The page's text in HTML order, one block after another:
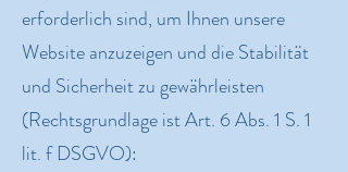
erforderlich sind, um Ihnen unsere
Website anzuzeigen und die Stabilität
und Sicherheit zu gewährleisten
(Rechtsgrundlage ist Art. 6 Abs. 1 S. 1
lit. f DSGVO):